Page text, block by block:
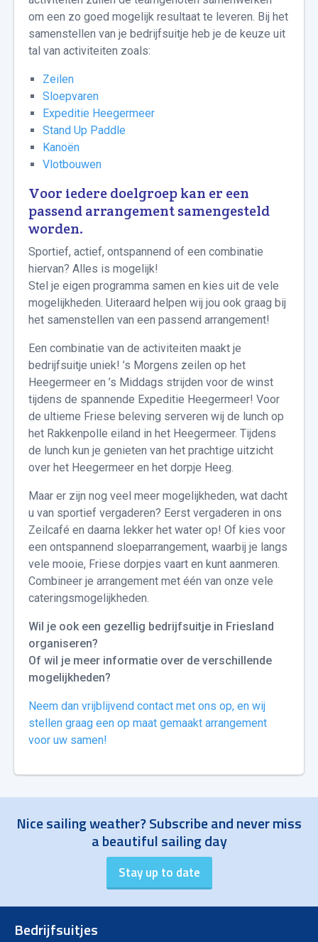
om een zo goed mogelijk resultaat te leveren. Bij het
samenstellen van je bedrijfsuitje heb je de keuze uit
tal van activiteiten zoals:
Zeilen
Sloepvaren
Expeditie Heegermeer
Stand Up Paddle
Kanoën
Vlotbouwen
Voor iedere doelgroep kan er een
passend arrangement samengesteld
worden.
Sportief, actief, ontspannend of een combinatie
hiervan? Alles is mogelijk!
Stel je eigen programma samen en kies uit de vele
mogelijkheden. Uiteraard helpen wij jou ook graag bij
het samenstellen van een passend arrangement!
Een combinatie van de activiteiten maakt je
bedrijfsuitje uniek! ’s Morgens zeilen op het
Heegermeer en ’s Middags strijden voor de winst
tijdens de spannende Expeditie Heegermeer! Voor
de ultieme Friese beleving serveren wij de lunch op
het Rakkenpolle eiland in het Heegermeer. Tijdens
de lunch kun je genieten van het prachtige uitzicht
over het Heegermeer en het dorpje Heeg.
Maar er zijn nog veel meer mogelijkheden, wat dacht
u van sportief vergaderen? Eerst vergaderen in ons
Zeilcafé en daarna lekker het water op! Of kies voor
een ontspannend sloeparrangement, waarbij je langs
vele mooie, Friese dorpjes vaart en kunt aanmeren.
Combineer je arrangement met één van onze vele
cateringsmogelijkheden.
Wil je ook een gezellig bedrijfsuitje in Friesland
organiseren?
Of wil je meer informatie over de verschillende
mogelijkheden?
Neem dan vrijblijvend contact met ons op, en wij
stellen graag een op maat gemaakt arrangement
voor uw samen!
Nice sailing weather? Subscribe and never miss
a beautiful sailing day
Bedrijfsuitjes